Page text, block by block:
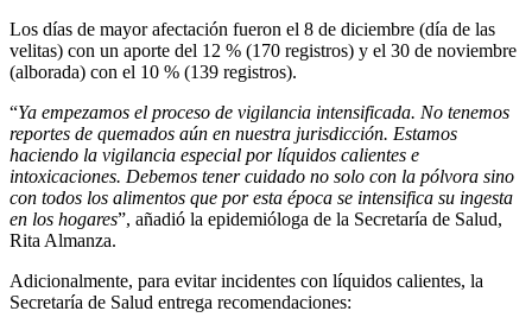
Los días de mayor afectación fueron el 8 de diciembre (día de las
velitas) con un aporte del 12 % (170 registros) y el 30 de noviembre
(alborada) con el 10 % (139 registros).
“Ya empezamos el proceso de vigilancia intensificada. No tenemos
reportes de quemados aún en nuestra jurisdicción. Estamos
haciendo la vigilancia especial por líquidos calientes e
intoxicaciones. Debemos tener cuidado no solo con la pólvora sino
con todos los alimentos que por esta época se intensifica su ingesta
en los hogares”, añadió la epidemióloga de la Secretaría de Salud,
Rita Almanza.
Adicionalmente, para evitar incidentes con líquidos calientes, la
Secretaría de Salud entrega recomendaciones: